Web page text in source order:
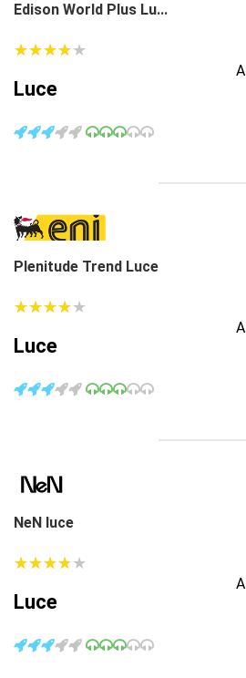
Edison World Plus Lu...
★★★★★
★★★★★
Luce
Plenitude Trend Luce
★★★★★
★★★★★
Luce
NeN luce
★★★★★
★★★★★
Luce